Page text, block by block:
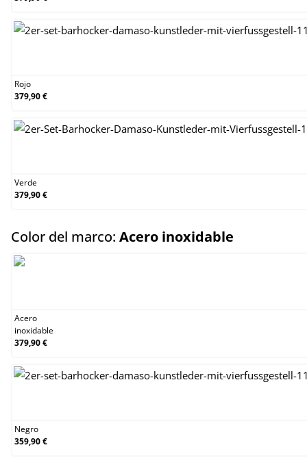
Rojo
379,90 €
Verde
379,90 €
Color del marco: Acero inoxidable
Acero
inoxidable
379,90 €
Negro
359,90 €